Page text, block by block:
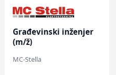
Građevinski inženjer
(m/ž)
MC-Stella